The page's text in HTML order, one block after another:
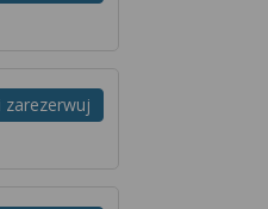
zarezerwuj